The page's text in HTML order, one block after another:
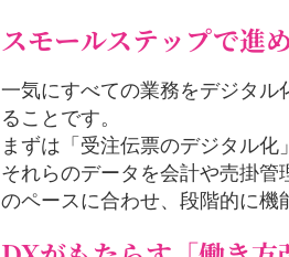
スモールステップで進
一気にすべての業務をデジタ
ることです。
まずは「受注伝票のデジタル
それらのデータを会計や売掛
のペースに合わせ、段階的に機